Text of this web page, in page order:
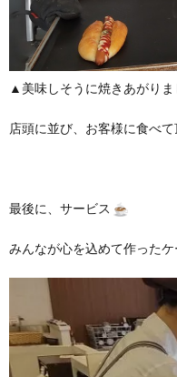
▲美味しそうに焼きあがりま
店頭に並び、お客様に食べ
最後に、サービス
みんなが心を込めて作った